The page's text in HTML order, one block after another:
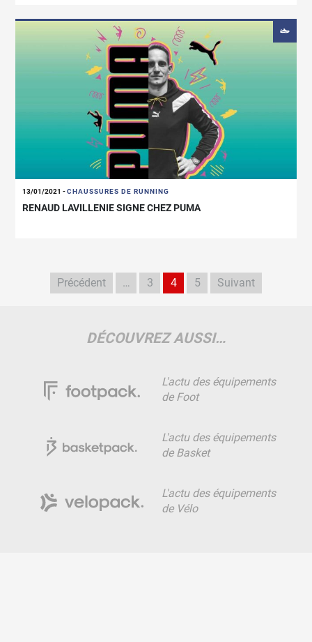
13/01/2021 -CHAUSSURES DE RUNNING
RENAUD LAVILLENIE SIGNE CHEZ PUMA
Précédent … 3 4 5 Suivant
DÉCOUVREZ AUSSI…
L'actu des équipements
de Foot
L'actu des équipements
de Basket
L'actu des équipements
de Vélo